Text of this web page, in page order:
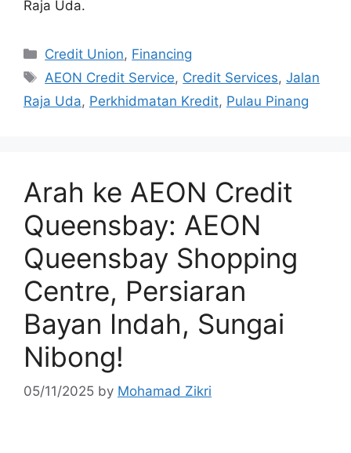
Raja Uda.
Categories
Credit Union, Financing
Tags
AEON Credit Service, Credit Services,Jalan
Raja Uda, Perkhidmatan Kredit, Pulau Pinang
Arah ke AEON Credit
Queensbay: AEON
Queensbay Shopping
Centre, Persiaran
Bayan Indah, Sungai
Nibong!
05/11/2025 by Mohamad Zikri